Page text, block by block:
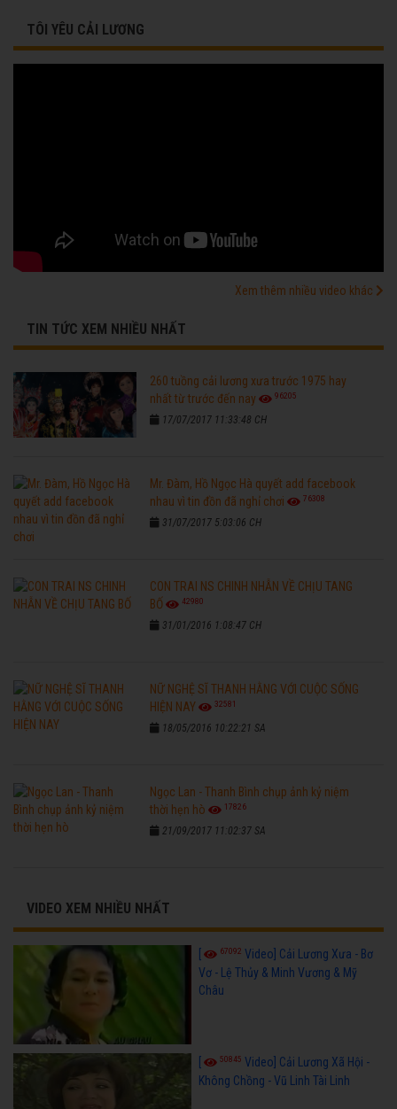
TÔI YÊU CẢI LƯƠNG
Xem thêm nhiều video khác
TIN TỨC XEM NHIỀU NHẤT
260 tuồng cải lương xưa trước 1975 hay
nhất từ trước đến nay
96205
17/07/2017 11:33:48 CH
Mr. Đàm, Hồ Ngọc Hà quyết add facebook
nhau vì tin đồn đã nghỉ chơi
76308
31/07/2017 5:03:06 CH
CON TRAI NS CHINH NHẪN VỀ CHỊU TANG
BỐ
42980
31/01/2016 1:08:47 CH
NỮ NGHỆ SĨ THANH HẰNG VỚI CUỘC SỐNG
HIỆN NAY
32581
18/05/2016 10:22:21 SA
Ngọc Lan - Thanh Bình chụp ảnh kỷ niệm
thời hẹn hò
17826
21/09/2017 11:02:37 SA
VIDEO XEM NHIỀU NHẤT
[ 67092 Video] Cải Lương Xưa - Bơ
Vơ - Lệ Thủy & Minh Vương & Mỹ
Châu
50845 Video] Cải Lương Xã Hội -
Không Chồng - Vũ Linh Tài Linh